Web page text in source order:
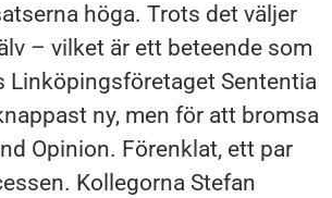
höga. Trots det väljer
– vilket är ett beteende som
Linköpingsföretaget Sententia
ny, men för att bromsa
Opinion. Förenklat, ett par
Kollegorna Stefan